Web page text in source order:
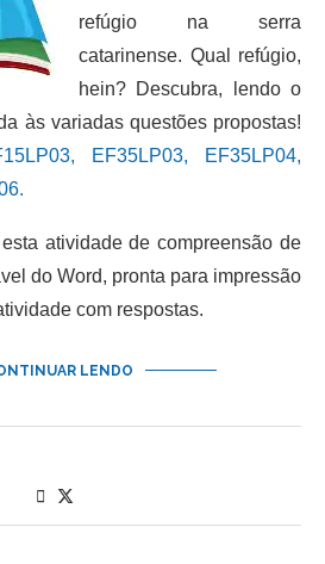
refúgio na serra
catarinense. Qual refúgio,
hein? Descubra, lendo o
às variadas questões propostas!
EF35LP03, EF35LP04,
atividade de compreensão de
do Word, pronta para impressão
com respostas.
LENDO